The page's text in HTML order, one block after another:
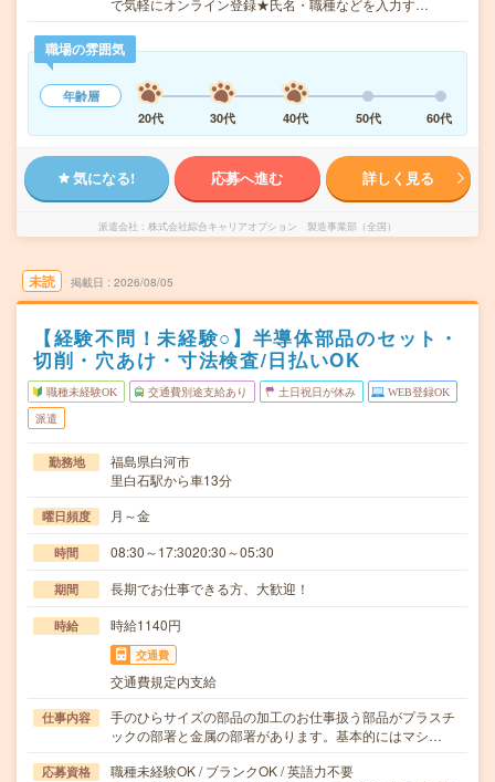
で気軽にオンライン登録★氏名・職種などを入力す…
職場の雰囲気
年齢層
20代
30代 40代 50代 60代
気になる! 応募へ進む 詳しく見る
派遣会社 株式会社綜合キャリアオプション 製造事業部（全国）
未読 掲載日 2026/08/05
【経験不問！未経験○】半導体部品のセット・
切削・穴あけ・寸法検査/日払いOK
職種未経験OK 交通費別途支給あり 土日祝日が休み WEB登録OK
派遣
勤務地
福島県白河市
里白石駅から車13分
曜日頻度 月～金
時間 08:30～17:3020:30～05:30
期間 長期でお仕事できる方、大歓迎！
時給 時給1140円
交通費
交通費規定内支給
仕事内容
手のひらサイズの部品の加工のお仕事扱う部品がプラスチ
ックの部署と金属の部署があります。基本的にはマシ…
応募資格
職種未経験OK / ブランクOK / 英語力不要